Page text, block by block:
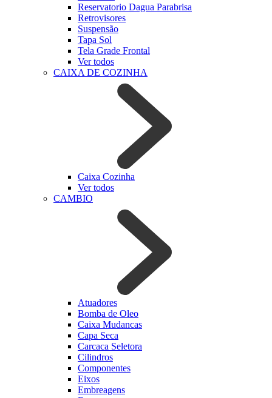
Reservatorio Dagua Parabrisa
Retrovisores
Suspensão
Tapa Sol
Tela Grade Frontal
Ver todos
CAIXA DE COZINHA
Caixa Cozinha
Ver todos
CAMBIO
Atuadores
Bomba de Oleo
Caixa Mudancas
Capa Seca
Carcaca Seletora
Cilindros
Componentes
Eixos
Embreagens